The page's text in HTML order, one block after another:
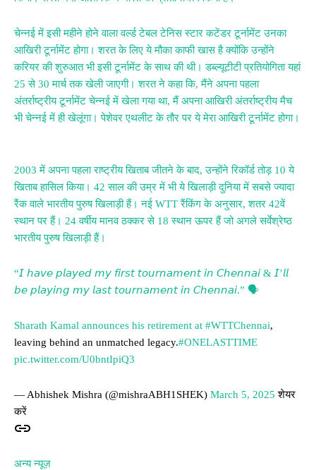
चेन्नई में इसी महीने होने वाला वर्ल्ड टेबल टेनिस स्टार कटेंडर टूर्नामेंट उनका
आखिरी टूर्नामेंट होगा। शरत के लिए ये मौका काफी खास है क्योंकि उन्होंने
करियर की शुरुआत भी इसी टूर्नामेंट के साथ की थी। डब्ल्यूटीटी प्रतियोगिता यहां
25 से 30 मार्च तक खेली जाएगी। शरत ने कहा कि, मैंने अपना पहला
अंतर्राष्ट्रीय टूर्नामेंट चेन्नई में खेला गया था, मैं अपना आखिरी अंतर्राष्ट्रीय मैच
भी चेन्नई में ही खेलूंगा। पेशेवर एथलीट के तौर पर ये मेरा आखिरी टूर्नामेंट होगा।
2003 में अपना पहला राष्ट्रीय खिताब जीतने के बाद, उन्होंने रिकॉर्ड तोड़ 10 ये
खिताब हासिल किया। 42 साल की उम्र में भी ये खिलाड़ी दुनिया में सबसे ज्यादा
रैंक वाले भारतीय पुरुष खिलाड़ी हैं। नई WTT रैंकिंग के अनुसार, शतर 42वें
स्थान पर हैं। 24 वर्षीय मानव ठक्कर से 18 स्थान ऊपर हैं जो अगले सर्वेश्रेष्ठ
भारतीय पुरुष खिलाड़ी हैं।
“𝘐 𝘩𝘢𝘷𝘦 𝘱𝘭𝘢𝘺𝘦𝘥 𝘮𝘺 𝘧𝘪𝘳𝘴𝘵 𝘵𝘰𝘶𝘳𝘯𝘢𝘮𝘦𝘯𝘵 𝘪𝘯 𝘊𝘩𝘦𝘯𝘯𝘢𝘪 & 𝘐’𝘭𝘭
𝘣𝘦 𝘱𝘭𝘢𝘺𝘪𝘯𝘨 𝘮𝘺 𝘭𝘢𝘴𝘵 𝘵𝘰𝘶𝘳𝘯𝘢𝘮𝘦𝘯𝘵 𝘪𝘯 𝘊𝘩𝘦𝘯𝘯𝘢𝘪.” 🗣
Sharath Kamal announces his retirement at #WTTChennai,
leaving behind an unmatched legacy.#ONELASTTIME
pic.twitter.com/U0bntIpiQ3
— Abhishek Mishra (@mishraABH1SHEK) March 5, 2025 शेयर
करें
अन्य न्यूज़